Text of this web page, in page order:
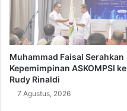
Muhammad Faisal Serahkan
Kepemimpinan ASKOMPSI ke
Rudy Rinaldi
7 Agustus, 2026